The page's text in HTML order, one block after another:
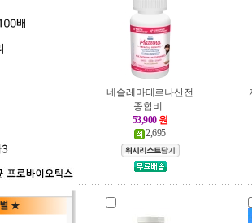
네슬레 마테르나 산전
종합 비..
53,900 원
2,695